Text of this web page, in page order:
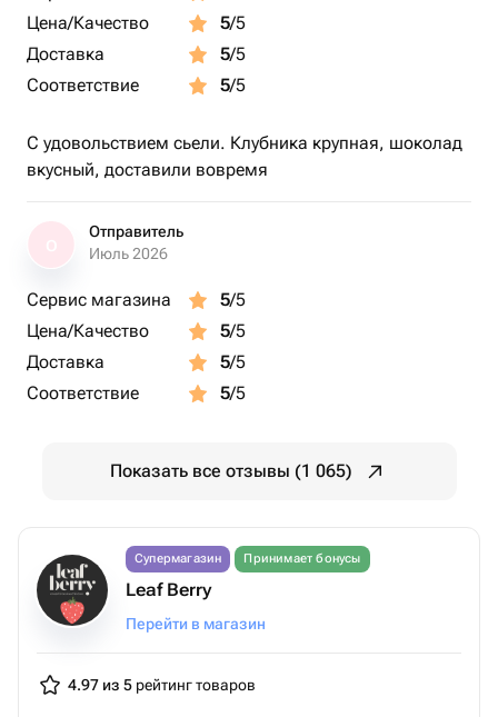
Цена/Качество
5/5
Доставка
5/5
Соответствие
5/5
С удовольствием сьели. Клубника крупная, шоколад
вкусный, доставили вовремя
Отправитель
Июль 2026
Сервис магазина 5/5
Цена/Качество
5/5
Доставка
5/5
Соответствие
5/5
Показать все отзывы (1 065)
Супермагазин Принимает бонусы
Leaf Berry
Перейти в магазин
4.97 из 5 рейтинг товаров